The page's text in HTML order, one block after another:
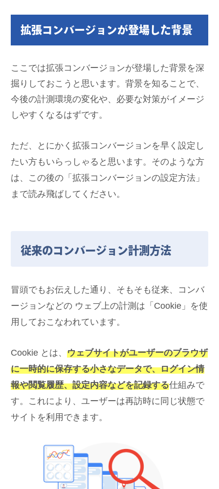
拡張コンバージョンが登場した背景
ここでは拡張コンバージョンが登場した背景を深
掘りしておこうと思います。背景を知ることで、
今後の計測環境の変化や、必要な対策がイメージ
しやすくなるはずです。
ただ、とにかく拡張コンバージョンを早く設定し
たい方もいらっしゃると思います。そのような方
は、この後の「拡張コンバージョンの設定方法」
まで読み飛ばしてください。
従来のコンバージョン計測方法
冒頭でもお伝えした通り、そもそも従来、コンバ
ージョンなどの ウェブ上の計測は「Cookie」を使
用しておこなわれています。
Cookie とは、ウェブサイトがユーザーのブラウザ
に一時的に保存する小さなデータで、ログイン情
報や閲覧履歴、設定内容などを記録する仕組みで
す。これにより、ユーザーは再訪時に同じ状態で
サイトを利用できます。